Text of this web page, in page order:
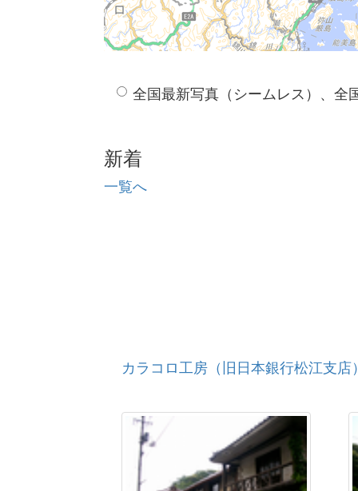
全国最新写真（シームレス）、全
新着
一覧へ
カラコロ工房（旧日本銀行松江支店